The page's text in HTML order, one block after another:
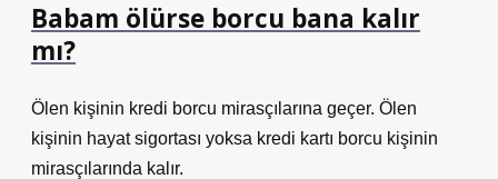
Babam ölürse borcu bana kalır
mı?
Ölen kişinin kredi borcu mirasçılarına geçer. Ölen
kişinin hayat sigortası yoksa kredi kartı borcu kişinin
mirasçılarında kalır.